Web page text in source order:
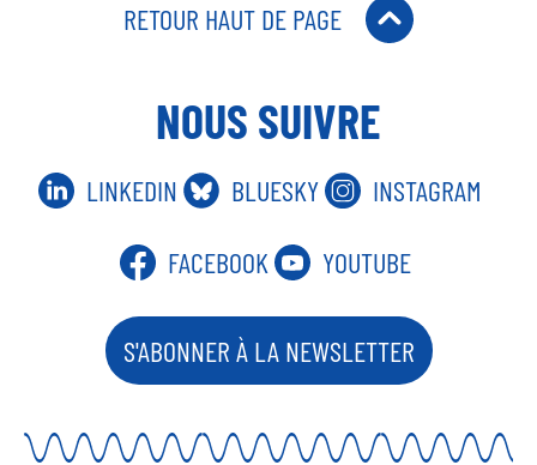
NOUS SUIVRE
LINKEDIN BLUESKY INSTAGRAM
FACEBOOK YOUTUBE
S'ABONNER À LA NEWSLETTER
RETOUR HAUT DE PAGE